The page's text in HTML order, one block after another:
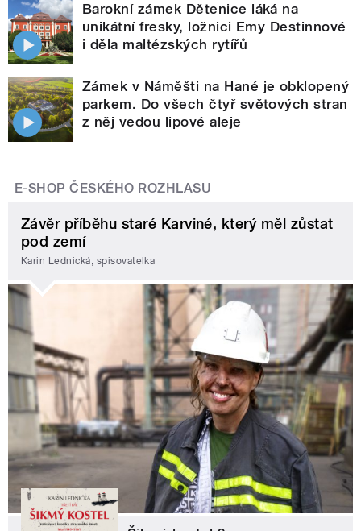
Barokní zámek Dětenice láká na
unikátní fresky, ložnici Emy Destinnové
i děla maltézských rytířů
Zámek v Náměšti na Hané je obklopený
parkem. Do všech čtyř světových stran
z něj vedou lipové aleje
E-SHOP ČESKÉHO ROZHLASU
Závěr příběhu staré Karviné, který měl zůstat
pod zemí
Karin Lednická, spisovatelka